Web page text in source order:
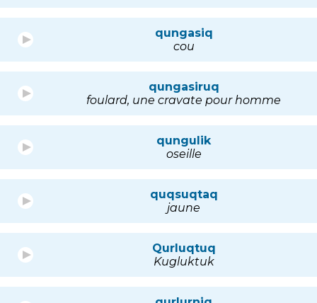
qungasiq
cou
qungasiruq
foulard, une cravate pour homme
qungulik
oseille
quqsuqtaq
jaune
Qurluqtuq
Kugluktuk